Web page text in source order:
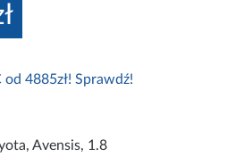
4885zł! Sprawdź!
Avensis, 1.8